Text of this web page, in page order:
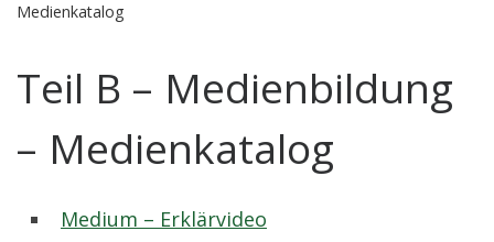
Medienkatalog
Teil B – Medienbildung
– Medienkatalog
Medium – Erklärvideo